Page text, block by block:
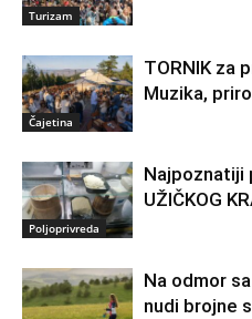
Turizam
Čajetina
TORNIK za
Muzika,
Poljoprivreda
Najpoznatiji
UŽIČKOG
Na odmor
nudi brojne